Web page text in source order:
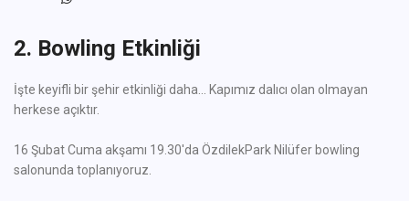
2. Bowling Etkinliği
İşte keyifli bir şehir etkinliği daha... Kapımız dalıcı olan olmayan
herkese açıktır.
16 Şubat Cuma akşamı 19.30'da ÖzdilekPark Nilüfer bowling
salonunda toplanıyoruz.